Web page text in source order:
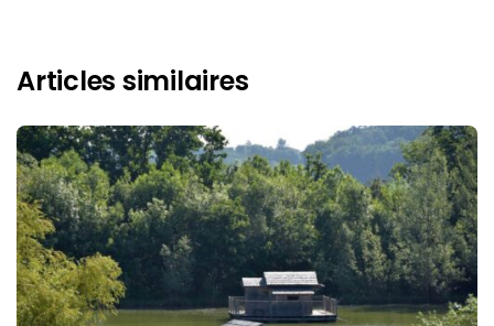
Articles similaires